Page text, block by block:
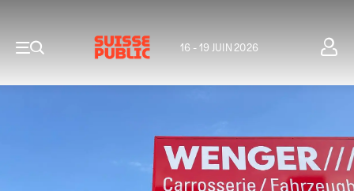
16 - 19 JUIN 2026